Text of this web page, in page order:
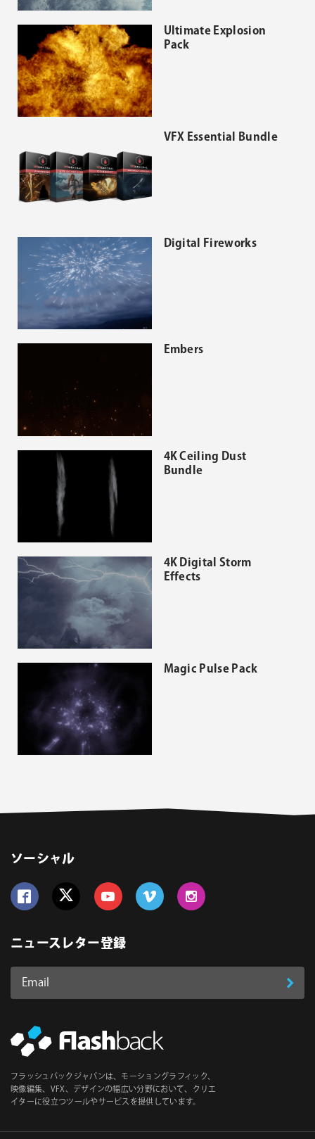
Ultimate Explosion
Pack
VFX Essential Bundle
Digital Fireworks
Embers
4K Ceiling Dust
Bundle
4K Digital Storm
Effects
Magic Pulse Pack
ソーシャル
ニュースレター登録
Email
ス
必
須
登
フラッシュバックジャパンは、モーショングラフィック、
映像編集、VFX、デザインの幅広い分野において、クリエ
イターに役立つツールやサービスを提供しています。